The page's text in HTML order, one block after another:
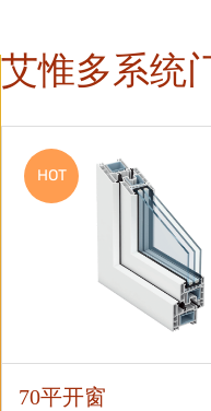
艾惟多系统
HOT
70平开窗